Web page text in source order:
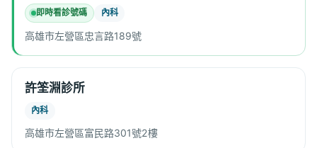
即時看診號碼 內科
高雄市左營區忠言路189號
許筌淵診所
內科
高雄市左營區富民路301號2樓